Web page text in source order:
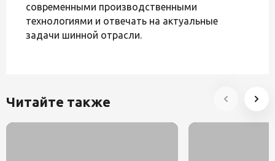
современными производственными
технологиями и отвечать на актуальные
задачи шинной отрасли.
Читайте также